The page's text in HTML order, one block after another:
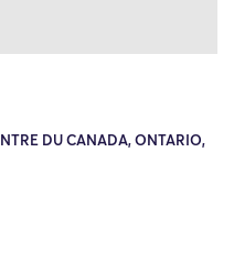
DU CANADA, ONTARIO,